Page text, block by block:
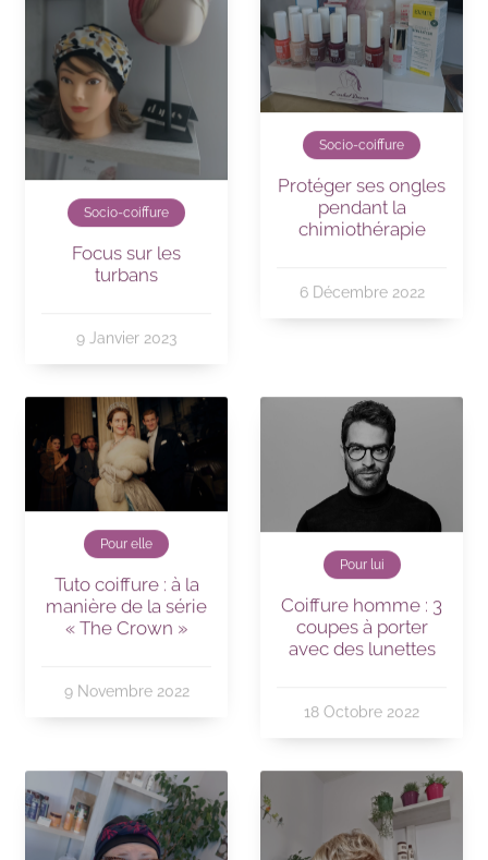
Socio-coiffure
Focus sur les
turbans
9 Janvier 2023
Socio-coiffure
Protéger ses ongles
pendant la
chimiothérapie
6 Décembre 2022
Pour elle
Tuto coiffure : à la
manière de la série
« The Crown »
9 Novembre 2022
Pour lui
Coiffure homme : 3
coupes à porter
avec des lunettes
18 Octobre 2022